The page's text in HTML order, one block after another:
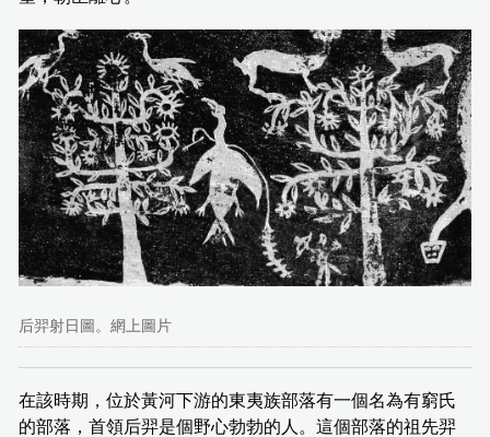
后羿射日圖。網上圖片
在該時期，位於黃河下游的東夷族部落有一個名為有窮氏
的部落，首領后羿是個野心勃勃的人。這個部落的祖先羿